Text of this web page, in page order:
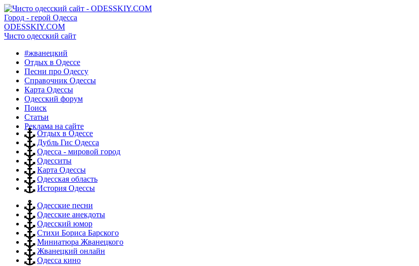
Город - герой Одесса
ODESSKIY.COM
Чисто одесский сайт
#жванецкий
Отдых в Одессе
Песни про Одессу
Справочник Одессы
Карта Одессы
Одесский форум
Поиск
Статьи
Реклама на сайте
Отдых в Одессе
Дубль Гис Одесса
Одесса - мировой город
Одесситы
Карта Одессы
Одесская область
История Одессы
Одесские песни
Одесские анекдоты
Одесский юмор
Стихи Бориса Барского
Миниатюра Жванецкого
Жванецкий онлайн
Одесса кино